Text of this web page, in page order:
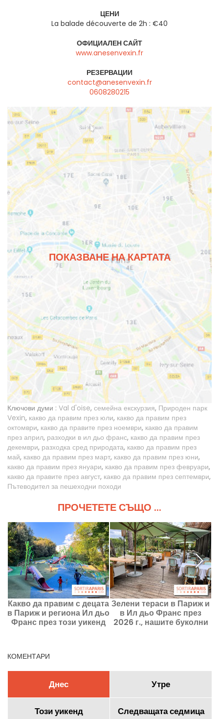
ЦЕНИ
La balade découverte de 2h : €40
ОФИЦИАЛЕН САЙТ
www.anesenvexin.fr
РЕЗЕРВАЦИИ
contact@anesenvexin.fr
0608280215
ПОКАЗВАНЕ НА КАРТАТА
Ключови думи : Val d'oise, семейна екскурзия, Природен парк
Vexin, какво да правим през юли, какво да правим през
октомври, какво да правите през ноември, какво да правим
през април, разходки в ил дьо франс, какво да правим през
декември, разходка сред природата, какво да правим през
май, какво да правим през март, какво да правим през юни,
какво да правим през януари, какво да правим през февруари,
какво да правите през август, какво да правим през септември,
Пътеводител за пешеходни походи
ПРОЧЕТЕТЕ СЪЩО ...
Какво да правим с децата
в Париж и региона Ил дьо
Франс през този уикенд
Зелени тераси в Париж и
в Ил дьо Франс през
2026 г., нашите буколни
КОМЕНТАРИ
Днес Утре
Този уикенд Следващата седмица